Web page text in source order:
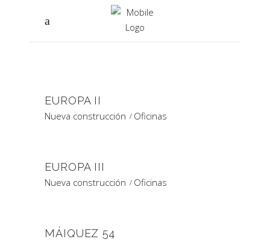
EUROPA II
Nueva construcción Oficinas
EUROPA III
Nueva construcción Oficinas
MÁIQUEZ 54